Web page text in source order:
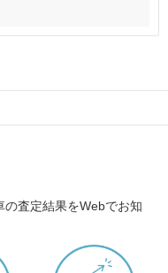
の査定結果をWebでお知